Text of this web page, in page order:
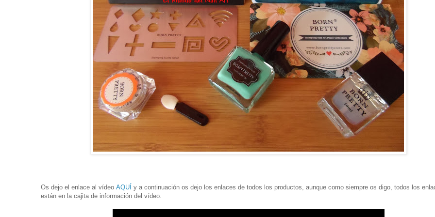
Os dejo el enlace al vídeo AQUÍ y a continuación os dejo los enlaces de todos los productos, aunque como siempre os digo, todos los
están en la cajita de información del vídeo.